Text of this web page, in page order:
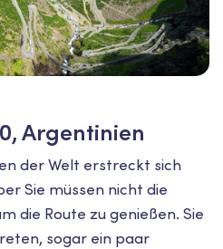
Argentinien
der Welt erstreckt sich
Sie müssen nicht die
die Route zu genießen. Sie
sogar ein paar